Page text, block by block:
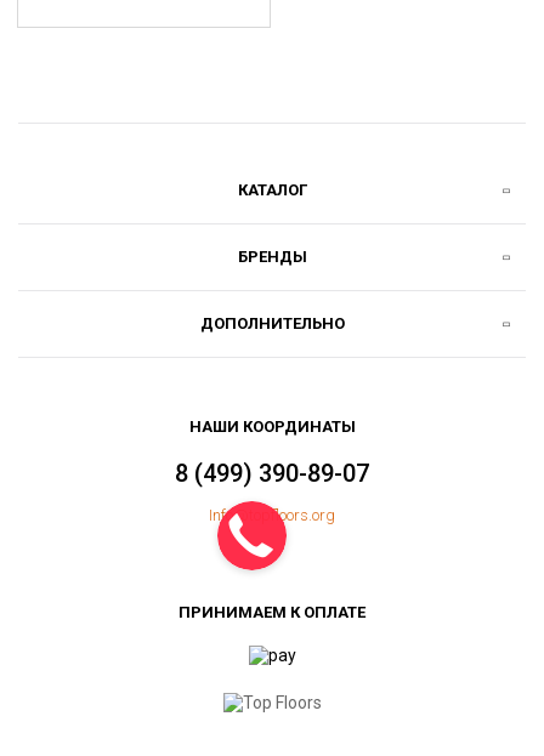
КАТАЛОГ
БРЕНДЫ
ДОПОЛНИТЕЛЬНО
НАШИ КООРДИНАТЫ
8 (499) 390-89-07
Info@topfloors.org
ПРИНИМАЕМ К ОПЛАТЕ